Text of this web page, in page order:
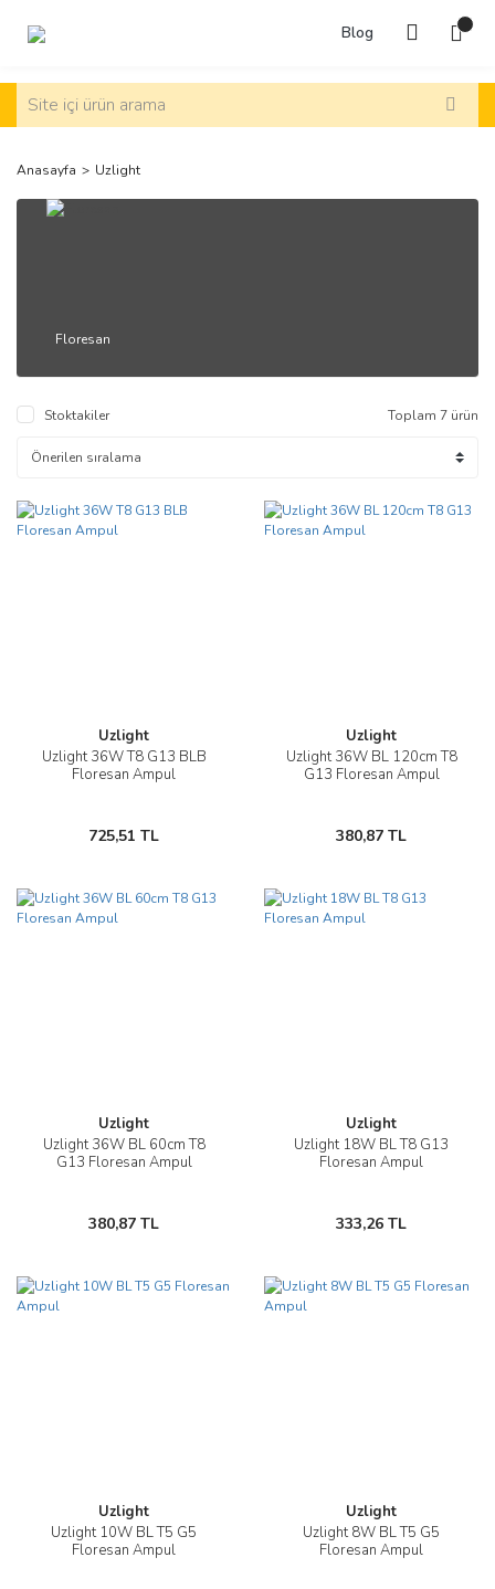
Blog
Anasayfa Uzlight
Floresan
Stoktakiler Toplam 7 ürün
Uzlight
Uzlight 36W T8 G13 BLB
Floresan Ampul
725,51 TL
Uzlight
Uzlight 36W BL 120cm T8
G13 Floresan Ampul
380,87 TL
Uzlight
Uzlight 36W BL 60cm T8
G13 Floresan Ampul
380,87 TL
Uzlight
Uzlight 18W BL T8 G13
Floresan Ampul
333,26 TL
Uzlight
Uzlight 10W BL T5 G5
Floresan Ampul
Uzlight
Uzlight 8W BL T5 G5
Floresan Ampul